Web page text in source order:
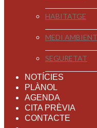
HABITATGE
MEDI AMBIENT
SEGURETAT
NOTÍCIES
PLÀNOL
AGENDA
CITA PRÈVIA
CONTACTE